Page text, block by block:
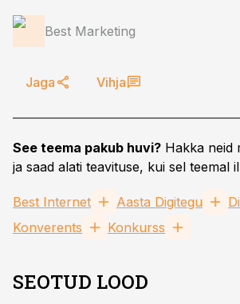
Best Marketing
Jaga Vihja
See teema pakub huvi? Hakka neid
ja saad alati teavituse, kui sel teemal
Best Internet Aasta Digitegu
Konverents
Konkurss
SEOTUD LOOD